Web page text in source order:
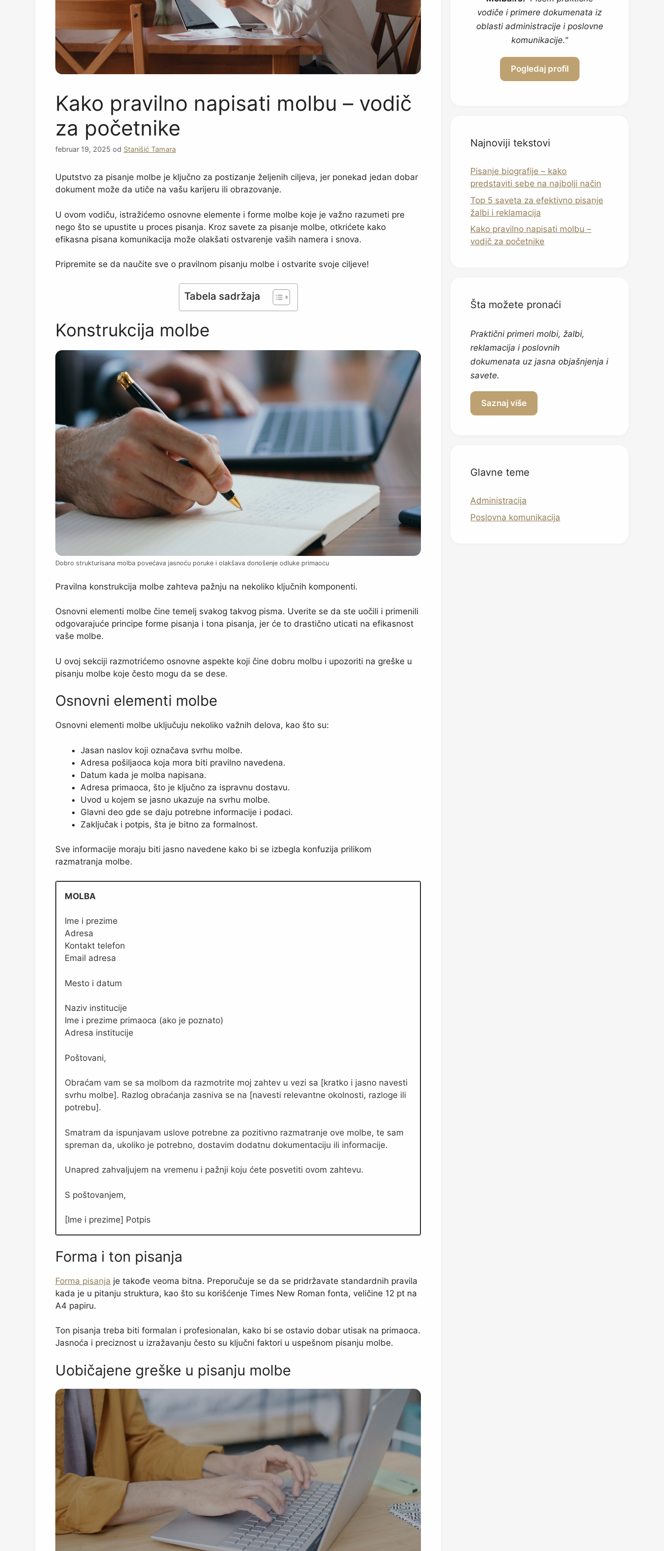
Kako pravilno napisati molbu – vodič
za početnike
februar 19, 2025 od Stanišić Tamara
Uputstvo za pisanje molbe je ključno za postizanje željenih ciljeva, jer ponekad jedan dobar
dokument može da utiče na vašu karijeru ili obrazovanje.
U ovom vodiču, istražićemo osnovne elemente i forme molbe koje je važno razumeti pre
nego što se upustite u proces pisanja. Kroz savete za pisanje molbe, otkrićete kako
efikasna pisana komunikacija može olakšati ostvarenje vaših namera i snova.
Pripremite se da naučite sve o pravilnom pisanju molbe i ostvarite svoje ciljeve!
Tabela sadržaja
Konstrukcija molbe
Dobro strukturisana molba povećava jasnoću poruke i olakšava donošenje odluke primaocu
Pravilna konstrukcija molbe zahteva pažnju na nekoliko ključnih komponenti.
Osnovni elementi molbe čine temelj svakog takvog pisma. Uverite se da ste uočili i primenili
odgovarajuće principe forme pisanja i tona pisanja, jer će to drastično uticati na efikasnost
vaše molbe.
U ovoj sekciji razmotrićemo osnovne aspekte koji čine dobru molbu i upozoriti na greške u
pisanju molbe koje često mogu da se dese.
Osnovni elementi molbe
Osnovni elementi molbe uključuju nekoliko važnih delova, kao što su:
Jasan naslov koji označava svrhu molbe.
Adresa pošiljaoca koja mora biti pravilno navedena.
Datum kada je molba napisana.
Adresa primaoca, što je ključno za ispravnu dostavu.
Uvod u kojem se jasno ukazuje na svrhu molbe.
Glavni deo gde se daju potrebne informacije i podaci.
Zaključak i potpis, šta je bitno za formalnost.
Sve informacije moraju biti jasno navedene kako bi se izbegla konfuzija prilikom
razmatranja molbe.
MOLBA
Ime i prezime
Adresa
Kontakt telefon
Email adresa
Mesto i datum
Naziv institucije
Ime i prezime primaoca (ako je poznato)
Adresa institucije
Poštovani,
Obraćam vam se sa molbom da razmotrite moj zahtev u vezi sa [kratko i jasno navesti
svrhu molbe]. Razlog obraćanja zasniva se na [navesti relevantne okolnosti, razloge ili
potrebu].
Smatram da ispunjavam uslove potrebne za pozitivno razmatranje ove molbe, te sam
spreman da, ukoliko je potrebno, dostavim dodatnu dokumentaciju ili informacije.
Unapred zahvaljujem na vremenu i pažnji koju ćete posvetiti ovom zahtevu.
S poštovanjem,
[Ime i prezime] Potpis
Forma i ton pisanja
Forma pisanja je takođe veoma bitna. Preporučuje se da se pridržavate standardnih pravila
kada je u pitanju struktura, kao što su korišćenje Times New Roman fonta, veličine 12 pt na
A4 papiru.
Ton pisanja treba biti formalan i profesionalan, kako bi se ostavio dobar utisak na primaoca.
Jasnoća i preciznost u izražavanju često su ključni faktori u uspešnom pisanju molbe.
Uobičajene greške u pisanju molbe
vodiče i primere dokumenata iz
oblasti administracije i poslovne
komunikacije."
Pogledaj profil
Najnoviji tekstovi
Pisanje biografije – kako
predstaviti sebe na najbolji način
Top 5 saveta za efektivno pisanje
žalbi i reklamacija
Kako pravilno napisati molbu –
vodič za početnike
Šta možete pronaći
Praktični primeri molbi, žalbi,
reklamacija i poslovnih
dokumenata uz jasna objašnjenja i
savete.
Saznaj više
Glavne teme
Administracija
Poslovna komunikacija